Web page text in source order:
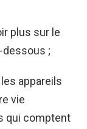
plus sur le
;
appareils
vie
qui comptent